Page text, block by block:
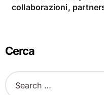
collaborazioni,
Cerca
S
e